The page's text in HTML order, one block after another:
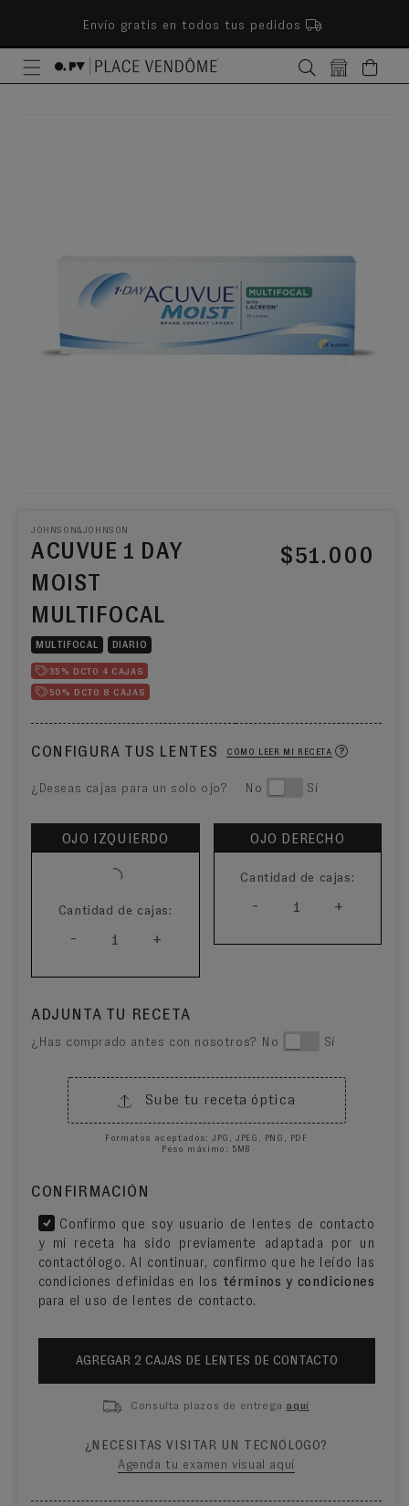
al contenido
Envío gratis en todos tus pedidos
Bolsa
JOHNSON&JOHNSON
ACUVUE 1 DAY
MOIST
MULTIFOCAL
MULTIFOCAL DIARIO
35% DCTO 4 CAJAS
50% DCTO 8 CAJAS
Precio habitual
$51.000
CONFIGURA TUS LENTES CÓMO LEER MI RECETA
¿Deseas cajas para un solo ojo? No Sí
OJO IZQUIERDO
Cantidad de cajas:
- 1 +
OJO DERECHO
Cantidad de cajas:
- 1 +
ADJUNTA TU RECETA
¿Has comprado antes con nosotros? No Sí
Sube tu receta óptica
Formatos aceptados: JPG, JPEG, PNG, PDF
Peso máximo: 5MB
CONFIRMACIÓN
Confirmo que soy usuario de lentes de contacto
y mi receta ha sido previamente adaptada por un
contactólogo. Al continuar, confirmo que he leído las
condiciones definidas en los términos y condiciones
para el uso de lentes de contacto.
AGREGAR 2 CAJAS DE LENTES DE CONTACTO
Consulta plazos de entrega aquí
¿NECESITAS VISITAR UN TECNÓLOGO?
Agenda tu examen visual aquí